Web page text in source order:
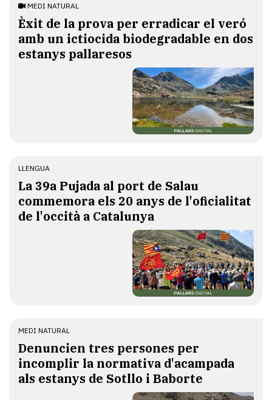
MEDI NATURAL
Èxit de la prova per erradicar el veró
amb un ictiocida biodegradable en dos
estanys pallaresos
LLENGUA
​La 39a Pujada al port de Salau
commemora els 20 anys de l'oficialitat
de l'occità a Catalunya
MEDI NATURAL
Denuncien tres persones per
incomplir la normativa d'acampada
als estanys de Sotllo i Baborte